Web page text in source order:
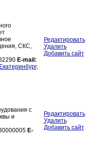
СКС,
E-mail:
Редактировать
Удалить
Добавить сайт
с
и
E-
Редактировать
Удалить
Добавить сайт